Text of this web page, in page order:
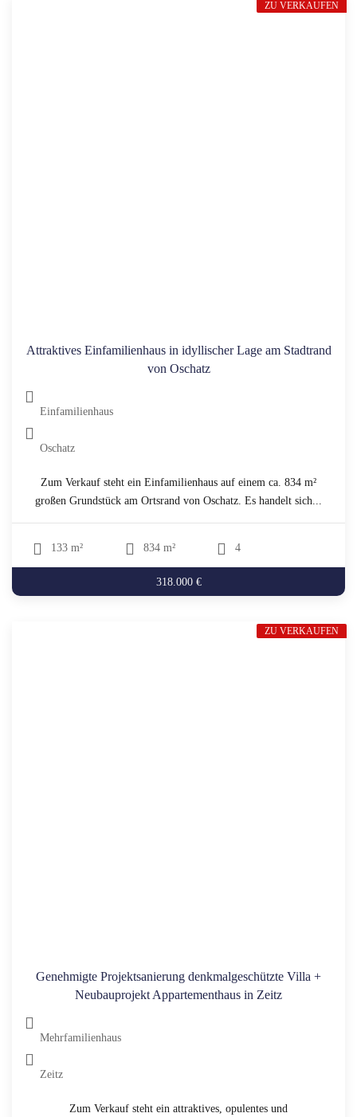
Attraktives Einfamilienhaus in idyllischer Lage am Stadtrand
von Oschatz
Einfamilienhaus
Oschatz
Zum Verkauf steht ein Einfamilienhaus auf einem ca. 834 m²
großen Grundstück am Ortsrand von Oschatz. Es handelt sich...
133 m² 834 m² 4
318.000 €
ZU VERKAUFEN
Genehmigte Projektsanierung denkmalgeschützte Villa +
Neubauprojekt Appartementhaus in Zeitz
Mehrfamilienhaus
Zeitz
Zum Verkauf steht ein attraktives, opulentes und
ZU VERKAUFEN